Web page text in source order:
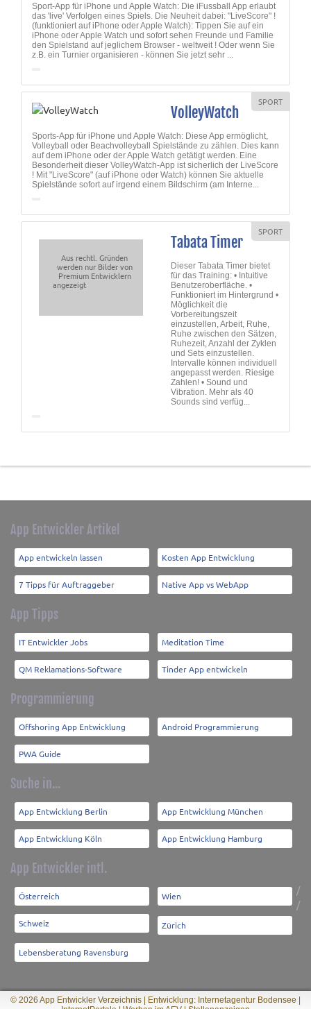
Sport-App für iPhone und Apple Watch: Die iFussball App erlaubt
das 'live' Verfolgen eines Spiels. Die Neuheit dabei: "LiveScore" !
(funktioniert auf iPhone oder Apple Watch): Tippen Sie auf ein
iPhone oder Apple Watch und sofort sehen Freunde und Familie
den Spielstand auf jeglichem Browser - weltweit ! Oder wenn Sie
z.B. ein Turnier organisieren - können Sie jetzt sehr ...
SPORT
VolleyWatch
Sports-App für iPhone und Apple Watch: Diese App ermöglicht,
Volleyball oder Beachvolleyball Spielstände zu zählen. Dies kann
auf dem iPhone oder der Apple Watch getätigt werden. Eine
Besonderheit dieser VolleyWatch-App ist sicherlich der LiveScore
! Mit "LiveScore" (auf iPhone oder Watch) können Sie aktuelle
Spielstände sofort auf irgend einem Bildschirm (am Interne...
Aus rechtl. Gründen
werden nur Bilder von
Premium Entwicklern
angezeigt
SPORT
Tabata Timer
Dieser Tabata Timer bietet
für das Training: • Intuitive
Benutzeroberfläche. •
Funktioniert im Hintergrund •
Möglichkeit die
Vorbereitungszeit
einzustellen, Arbeit, Ruhe,
Ruhe zwischen den Sätzen,
Ruhezeit, Anzahl der Zyklen
und Sets einzustellen.
Intervalle können individuell
angepasst werden. Riesige
Zahlen! • Sound und
Vibration. Mehr als 40
Sounds sind verfüg...
App Entwickler Artikel
App entwickeln lassen Kosten App Entwicklung
7 Tipps für Auftraggeber Native App vs WebApp
App Tipps
IT Entwickler Jobs Meditation Time
QM Reklamations-Software Tinder App entwickeln
Programmierung
Offshoring App Entwicklung Android Programmierung
PWA Guide
Suche in...
App Entwicklung Berlin App Entwicklung München
App Entwicklung Köln App Entwicklung Hamburg
App Entwickler intl.
Österreich /
Wien
Schweiz
/
Zürich
Lebensberatung Ravensburg
© 2026 App Entwickler Verzeichnis | Entwicklung: Internetagentur Bodensee